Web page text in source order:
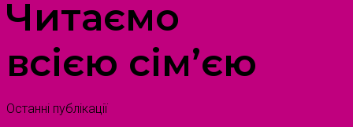
Читаємо
всією сім’єю
Останні публікації